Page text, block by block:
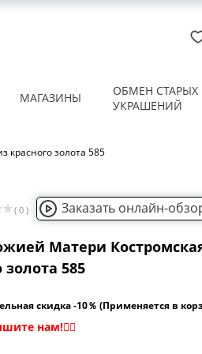
МАГАЗИНЫ
ОБМЕН СТАРЫХ
УКРАШЕНИЙ
красного золота 585
( 0 ) Заказать онлайн-
Матери
585
скидка -10％ (Применяется в